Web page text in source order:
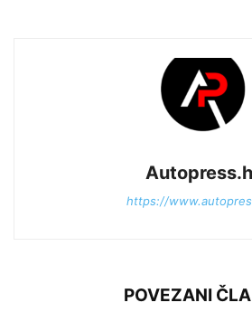
https://
POVEZANI